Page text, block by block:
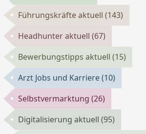
Führungskräfte aktuell(143)
Headhunter aktuell(67)
Bewerbungstipps aktuell(15)
Arzt Jobs und Karriere(10)
Selbstvermarktung(26)
Digitalisierung aktuell(95)